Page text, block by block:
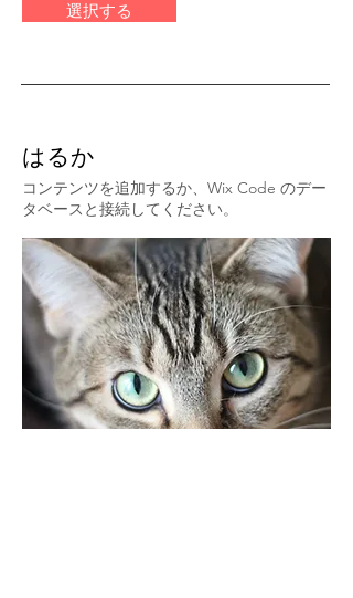
選択する
はるか
コンテンツを追加するか、Wix Code のデー
タベースと接続してください。